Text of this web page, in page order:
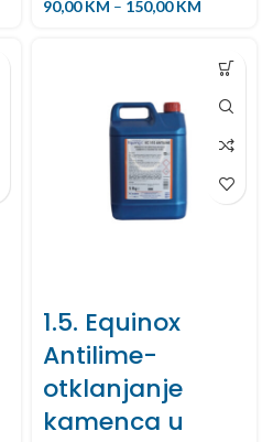
90,00KM – 150,00KM
1.5. Equinox
Antilime-
otklanjanje
kamenca u